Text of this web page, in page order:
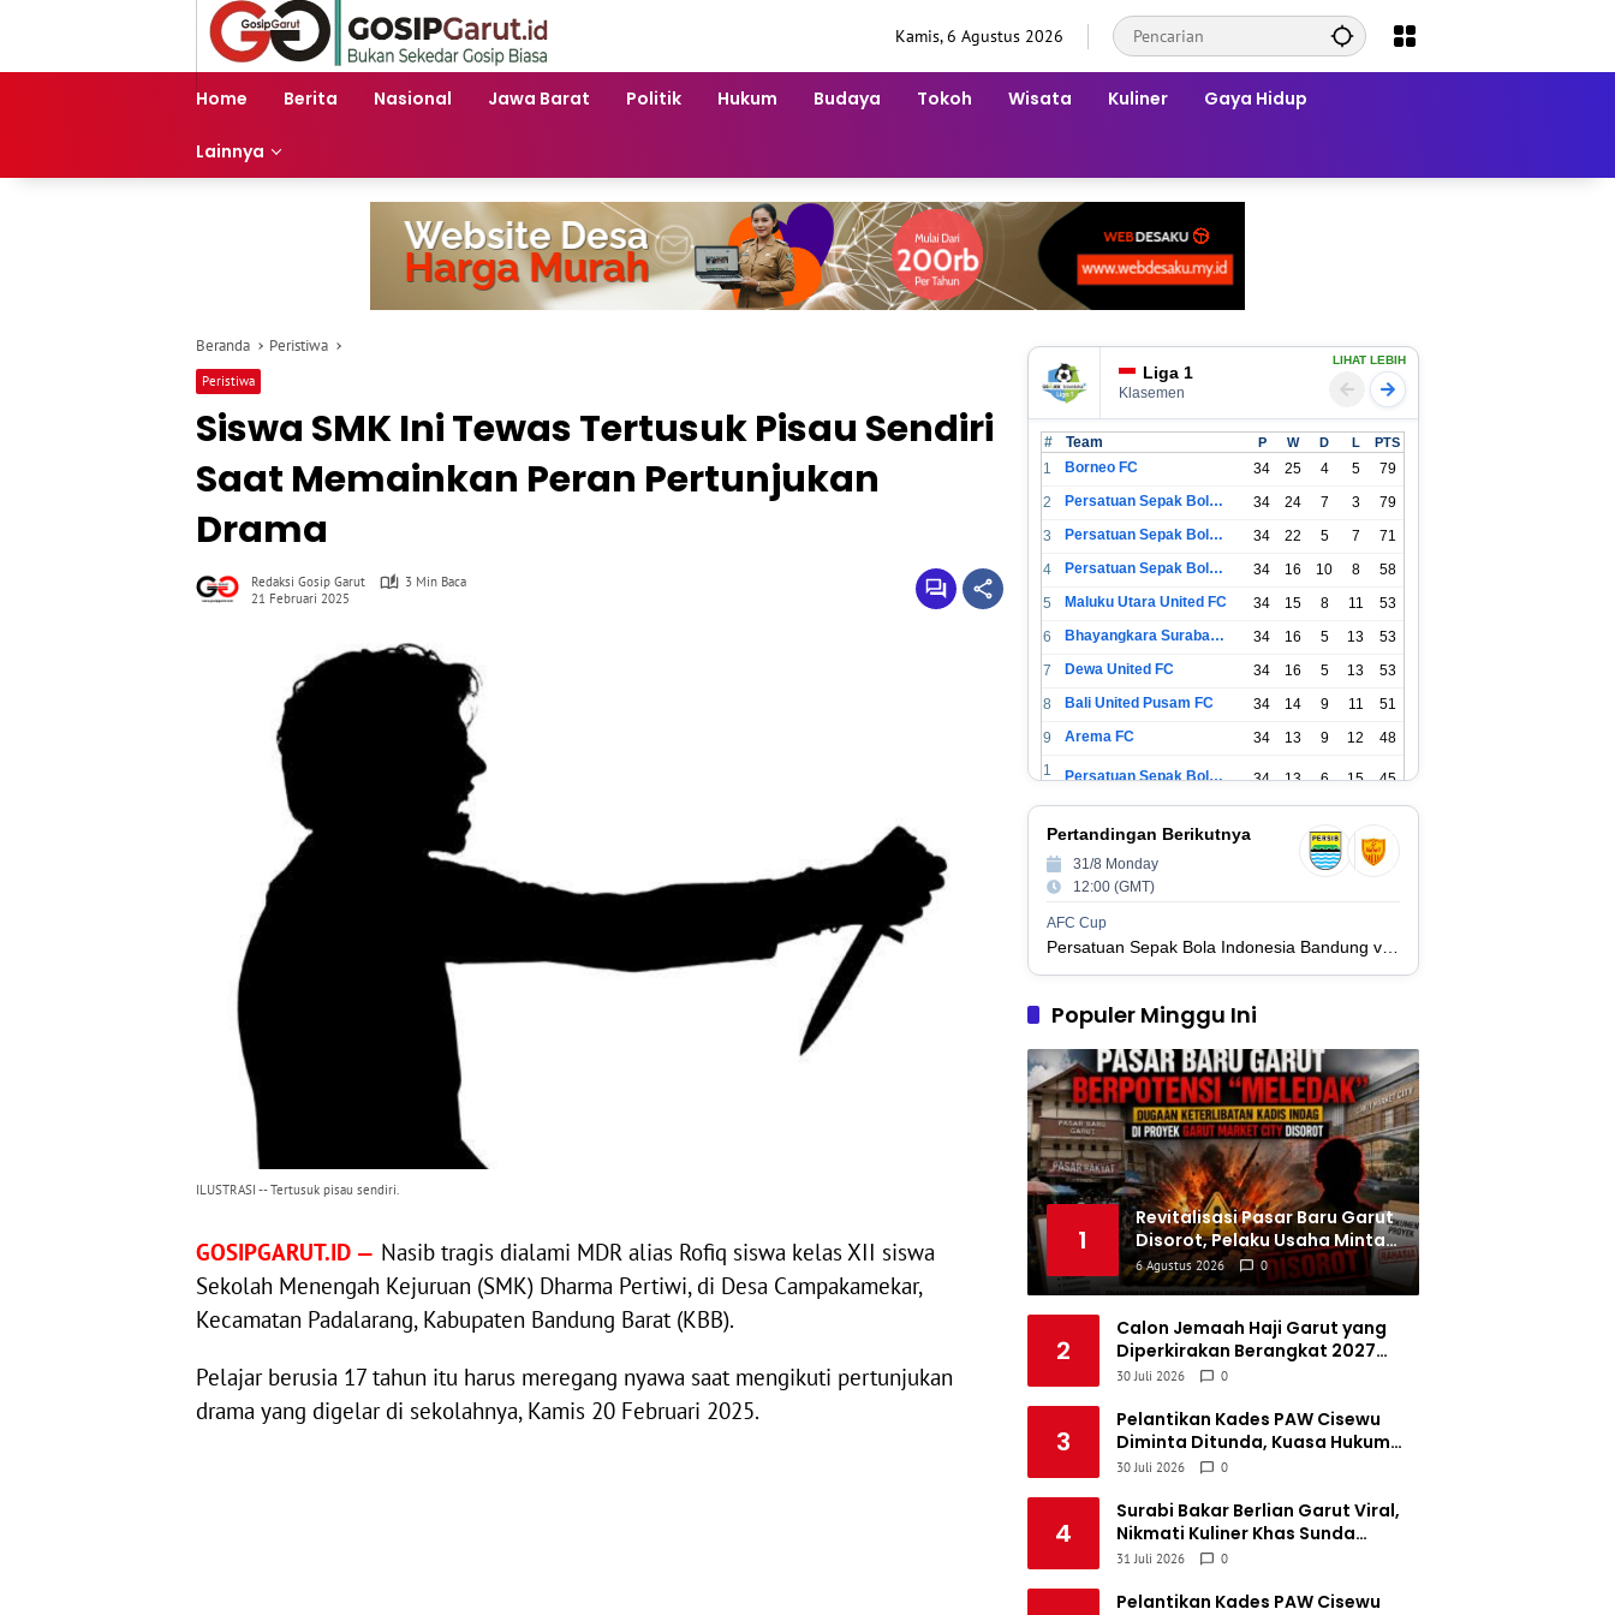
Kamis, 6 Agustus 2026
Home Berita Nasional Jawa Barat Politik Hukum Budaya Tokoh Wisata Kuliner Gaya Hidup
Lainnya
Beranda Peristiwa
Peristiwa
Siswa SMK Ini Tewas Tertusuk Pisau Sendiri
Saat Memainkan Peran Pertunjukan
Drama
Redaksi Gosip Garut
3 Min Baca
21 Februari 2025
ILUSTRASI -- Tertusuk pisau sendiri.
GOSIPGARUT.ID — Nasib tragis dialami MDR alias Rofiq siswa kelas XII siswa
Sekolah Menengah Kejuruan (SMK) Dharma Pertiwi, di Desa Campakamekar,
Kecamatan Padalarang, Kabupaten Bandung Barat (KBB).
Pelajar berusia 17 tahun itu harus meregang nyawa saat mengikuti pertunjukan
drama yang digelar di sekolahnya, Kamis 20 Februari 2025.
Liga 1
Klasemen
LIHAT LEBIH
# Team P W D L PTS
1 Borneo FC 34 25 4 5
79
2
Persatuan Sepak Bola Indonesia Bandung 34 24 7 3
79
3
Persatuan Sepak Bola Indonesia Jakarta 34 22 5 7
71
4
Persatuan Sepak Bola Surabaya 34 16 10 8
58
5
Maluku Utara United FC 34 15 8 11
53
6
Bhayangkara Surabaya United 34 16 5 13
53
7
Dewa United FC 34 16 5 13
53
8
Bali United Pusam FC 34 14 9 11
51
9
Arema FC 34 13 9 12
48
1
Persatuan Sepak Bola Indonesia Tangerang 34 13 6 15 45
1
1
2
6 17
3
1
4
Persatuan Sepakbola Makassar 34
1
6
Persis Solo 34 8 34
1
7
Semen Padang FC 34 5 5 24 20
1
8
Persatuan Sepak Bola Biak Sekitarnya 34 4 6 24 18
Pertandingan Berikutnya
31/8 Monday
12:00 (GMT)
AFC Cup
Populer Minggu Ini
1
Revitalisasi Pasar Baru Garut
Disorot, Pelaku Usaha Minta
Proyek Garut Market City
Transparan dan Terbuka
6 Agustus 2026 0
2
Calon Jemaah Haji Garut yang
Diperkirakan Berangkat 2027
Diimbau Bersiap Sejak Dini, Cek
30 Juli 2026 0
3
Pelantikan Kades PAW Cisewu
Diminta Ditunda, Kuasa Hukum
Ungkap Sengketa Dana Talangan
30 Juli 2026 0
4
Surabi Bakar Berlian Garut Viral,
Nikmati Kuliner Khas Sunda
Berlatar Gunung Guntur, Harga
31 Juli 2026 0
Pelantikan Kades PAW Cisewu